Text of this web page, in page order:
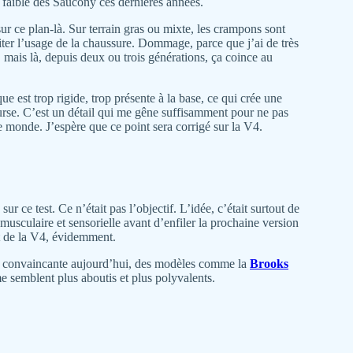
ce plan-là. Sur terrain gras ou mixte, les crampons sont
l’usage de la chaussure. Dommage, parce que j’ai de très
là, depuis deux ou trois générations, ça coince au
est trop rigide, trop présente à la base, ce qui crée une
C’est un détail qui me gêne suffisamment pour ne pas
J’espère que ce point sera corrigé sur la V4.
ce test. Ce n’était pas l’objectif. L’idée, c’était surtout de
et sensorielle avant d’enfiler la prochaine version
de la V4, évidemment.
aujourd’hui, des modèles comme la Brooks
semblent plus aboutis et plus polyvalents.